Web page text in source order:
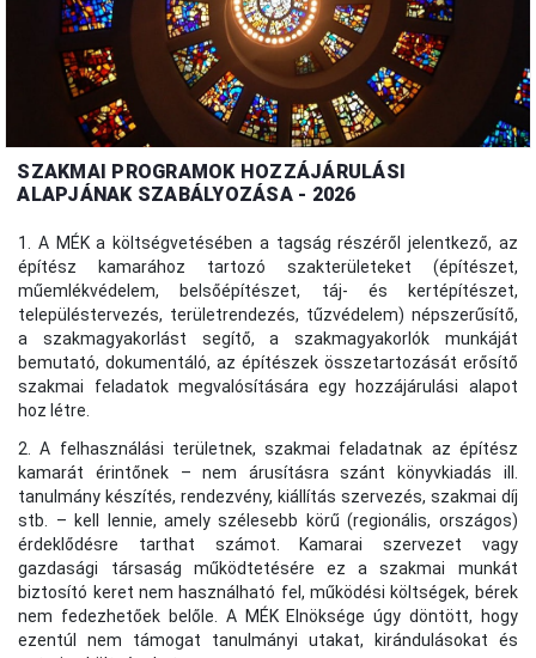
SZAKMAI PROGRAMOK HOZZÁJÁRULÁSI
ALAPJÁNAK SZABÁLYOZÁSA - 2026
1. A MÉK a költségvetésében a tagság részéről jelentkező, az
építész kamarához tartozó szakterületeket (építészet,
műemlékvédelem, belsőépítészet, táj- és kertépítészet,
településtervezés, területrendezés, tűzvédelem) népszerűsítő,
a szakmagyakorlást segítő, a szakmagyakorlók munkáját
bemutató, dokumentáló, az építészek összetartozását erősítő
szakmai feladatok megvalósítására egy hozzájárulási alapot
hoz létre.
2. A felhasználási területnek, szakmai feladatnak az építész
kamarát érintőnek – nem árusításra szánt könyvkiadás ill.
tanulmány készítés, rendezvény, kiállítás szervezés, szakmai díj
stb. – kell lennie, amely szélesebb körű (regionális, országos)
érdeklődésre tarthat számot. Kamarai szervezet vagy
gazdasági társaság működtetésére ez a szakmai munkát
biztosító keret nem használható fel, működési költségek, bérek
nem fedezhetőek belőle. A MÉK Elnöksége úgy döntött, hogy
ezentúl nem támogat tanulmányi utakat, kirándulásokat és